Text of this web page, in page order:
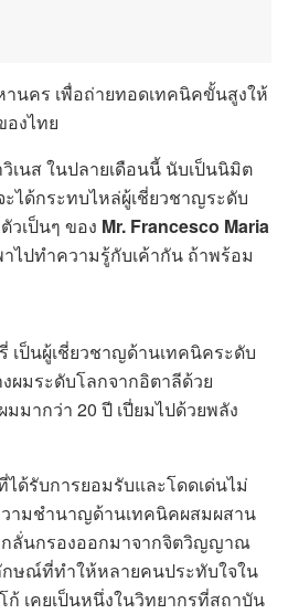
านคร เพื่อถ่ายทอดเทคนิคขั้นสูงให้
งไทย
นส ในปลายเดือนนี้ นับเป็นนิมิต
ได้กระทบไหล่ผู้เชี่ยวชาญระดับ
วเป็นๆ ของ Mr. Francesco Maria
ไปทำความรู้กับเค้ากัน ถ้าพร้อม
เป็นผู้เชี่ยวชาญด้านเทคนิคระดับ
ผมระดับโลกจากอิตาลีด้วย
มากว่า 20 ปี เปี่ยมไปด้วยพลัง
ด้รับการยอมรับและโดดเด่นไม่
ามชำนาญด้านเทคนิคผสมผสาน
กลั่นกรองออกมาจากจิตวิญญาณ
กษณ์ที่ทำให้หลายคนประทับใจใน
ก้ เคยเป็นหนึ่งในวิทยากรที่สถาบัน